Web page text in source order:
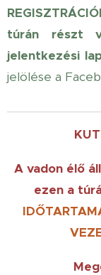
túrán részt
jelentkezési
jelölése a
A vadon élő
ezen a